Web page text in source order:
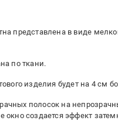
представлена ​​в виде
по ткани.
изделия будет на 4 см
полосок на
окно создается эффект